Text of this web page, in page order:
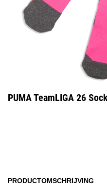
PUMA TeamLIGA 26
PRODUCTOMSCHRIJVING